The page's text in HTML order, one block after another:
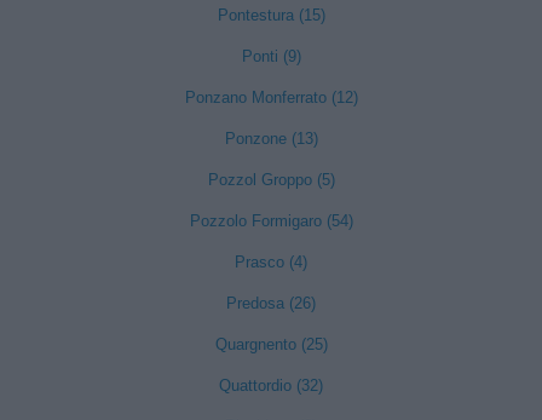
Pontestura (15)
Ponti (9)
Ponzano Monferrato (12)
Ponzone (13)
Pozzol Groppo (5)
Pozzolo Formigaro (54)
Prasco (4)
Predosa (26)
Quargnento (25)
Quattordio (32)